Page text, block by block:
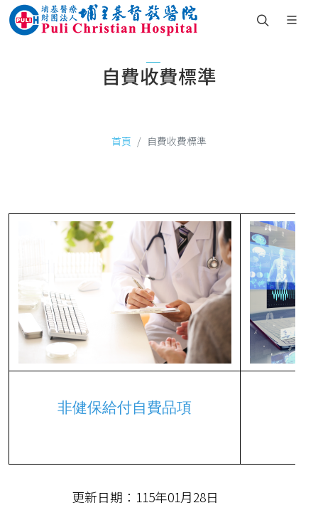
自費收費標準
首頁 自費收費標準
非健保給付自費品項
更新日期：115年01月28日